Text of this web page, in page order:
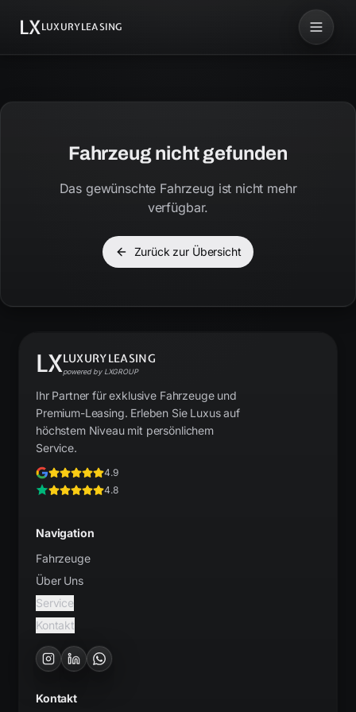
LXLUXURYLEASING
Fahrzeug nicht gefunden
Das gewünschte Fahrzeug ist nicht mehr
verfügbar.
Zurück zur Übersicht
LXLUXURYLEASING
powered by LXGROUP
Ihr Partner für exklusive Fahrzeuge und
Premium-Leasing. Erleben Sie Luxus auf
höchstem Niveau mit persönlichem
Service.
4.9
4.8
Navigation
Fahrzeuge
Über Uns
Service
Kontakt
Kontakt